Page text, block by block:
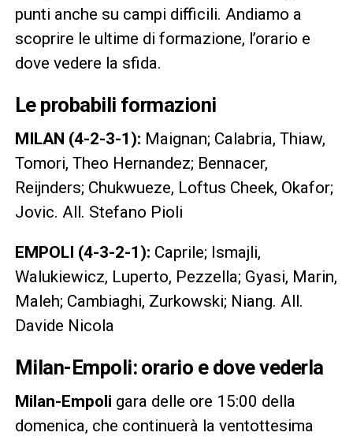
punti anche su campi difficili. Andiamo a
scoprire le ultime di formazione, l’orario e
dove vedere la sfida.
Le probabili formazioni
MILAN (4-2-3-1): Maignan; Calabria, Thiaw,
Tomori, Theo Hernandez; Bennacer,
Reijnders; Chukwueze, Loftus Cheek, Okafor;
Jovic. All. Stefano Pioli
EMPOLI (4-3-2-1): Caprile; Ismajli,
Walukiewicz, Luperto, Pezzella; Gyasi, Marin,
Maleh; Cambiaghi, Zurkowski; Niang. All.
Davide Nicola
Milan-Empoli: orario e dove vederla
Milan-Empoli gara delle ore 15:00 della
domenica, che continuerà la ventottesima